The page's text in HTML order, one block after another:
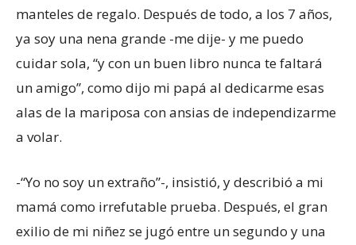
manteles de regalo. Después de todo, a los 7 años,
ya soy una nena grande -me dije- y me puedo
cuidar sola, “y con un buen libro nunca te faltará
un amigo”, como dijo mi papá al dedicarme esas
alas de la mariposa con ansias de independizarme
a volar.
-“Yo no soy un extraño”-, insistió, y describió a mi
mamá como irrefutable prueba. Después, el gran
exilio de mi niñez se jugó entre un segundo y una